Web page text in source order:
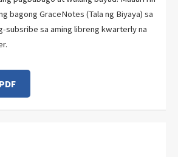
bagong GraceNotes (Tala ng Biyaya) sa
subsribe sa aming libreng kwarterly na